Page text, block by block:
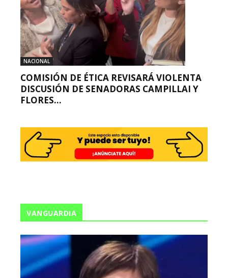
NACIONAL
COMISIÓN DE ÉTICA REVISARÁ VIOLENTA
DISCUSIÓN DE SENADORAS CAMPILLAI Y
FLORES...
VANGUARDIA